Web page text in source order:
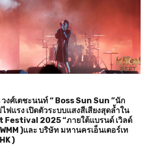
งศ์เตชะนนท์ “ Boss Sun Sun ”นัก
แรง เปิดตัวระบบแสงสีเสียงสุดล้ำใน
Festival 2025 “ภายใต้แบรนด์ เวิลด์
)และ บริษัท มหานครเอ็นเตอร์เท
)